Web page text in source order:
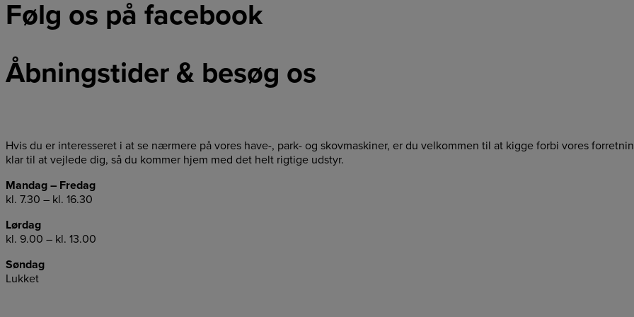
Følg os på facebook
Åbningstider & besøg os
Hvis du er interesseret i at se nærmere på vores have-, park- og skovmaskiner, er du velkommen til at kigge forbi vores
klar til at vejlede dig, så du kommer hjem med det helt rigtige udstyr.
Mandag – Fredag
kl. 7.30 – kl. 16.30
Lørdag
kl. 9.00 – kl. 13.00
Søndag
Lukket